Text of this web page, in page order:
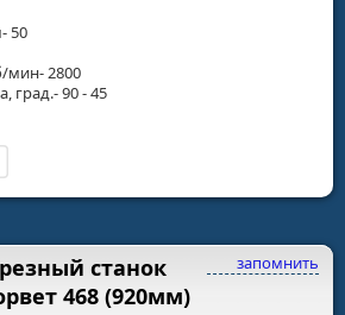
50
мин- 2800
град.- 90 - 45
запомнить
станок
468 (920мм)